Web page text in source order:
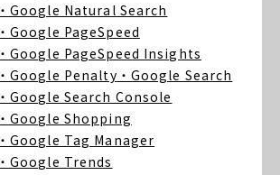
・Google Natural Search
・Google PageSpeed
・Google PageSpeed Insights
・Google Penalty ・Google Search
・Google Search Console
・Google Shopping
・Google Tag Manager
・Google Trends